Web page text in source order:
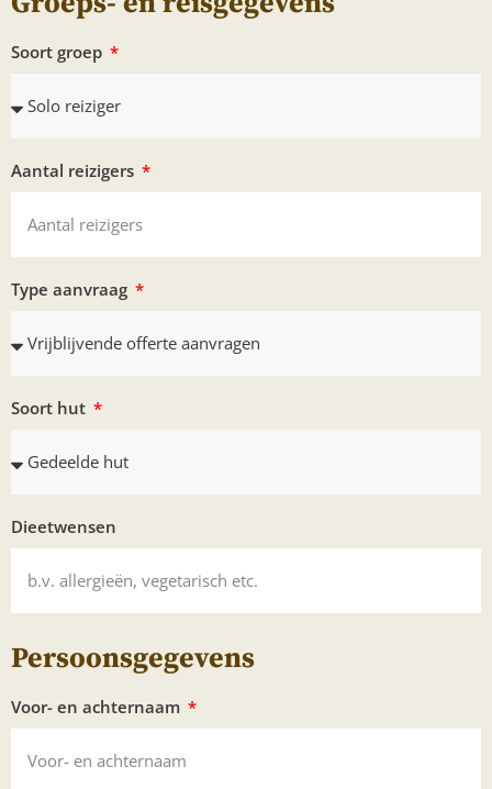
Soort groep
Aantal reizigers
Type aanvraag
Soort hut
Dieetwensen
Persoonsgegevens
Voor- en achternaam